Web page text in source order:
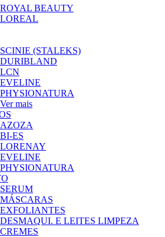
ROYAL BEAUTY
LOREAL
SCINIE (STALEKS)
DURIBLAND
LCN
EVELINE
PHYSIONATURA
Ver mais
AZOZA
BI-ES
LORENAY
EVELINE
PHYSIONATURA
SERUM
MÁSCARAS
EXFOLIANTES
DESMAQUI. E LEITES LIMPEZA
CREMES